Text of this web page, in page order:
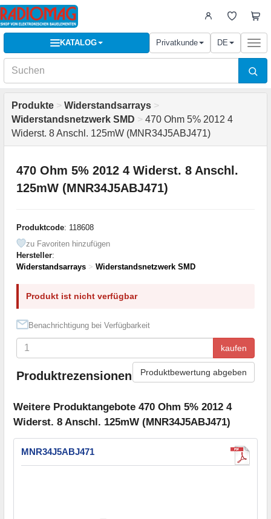
KATALOG Privatkunde DE
Produkte > Widerstandsarrays >
Widerstandsnetzwerk SMD > 470 Ohm 5% 2012 4
Widerst. 8 Anschl. 125mW (MNR34J5ABJ471)
470 Ohm 5% 2012 4 Widerst. 8 Anschl.
125mW (MNR34J5ABJ471)
Produktcode: 118608
zu Favoriten hinzufügen
Hersteller:
Widerstandsarrays > Widerstandsnetzwerk SMD
Produkt ist nicht verfügbar
Benachrichtigung bei Verfügbarkeit
kaufen
Produktrezensionen Produktbewertung abgeben
Weitere Produktangebote 470 Ohm 5% 2012 4
Widerst. 8 Anschl. 125mW (MNR34J5ABJ471)
MNR34J5ABJ471